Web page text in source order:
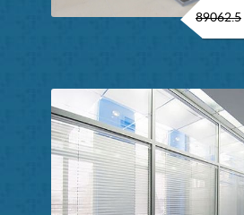
89062.5